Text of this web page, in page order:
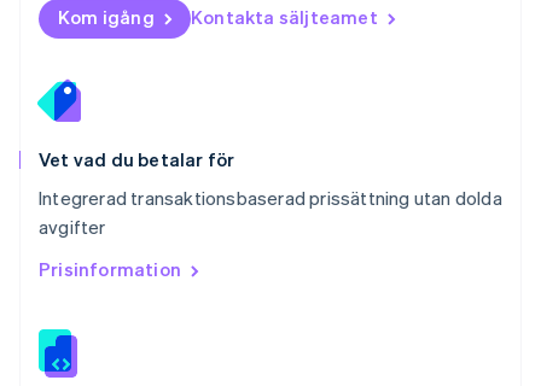
Kom igång Kontakta säljteamet
Vet vad du betalar för
Integrerad transaktionsbaserad prissättning utan dolda
avgifter
Prisinformation
Português English
Rumänien
Schweiz
Deutsch
English简体中文
English
Slovenien
English Italiano
Storbritannien